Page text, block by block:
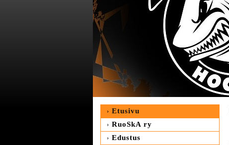
Etusivu
RuoSkA ry
Edustus